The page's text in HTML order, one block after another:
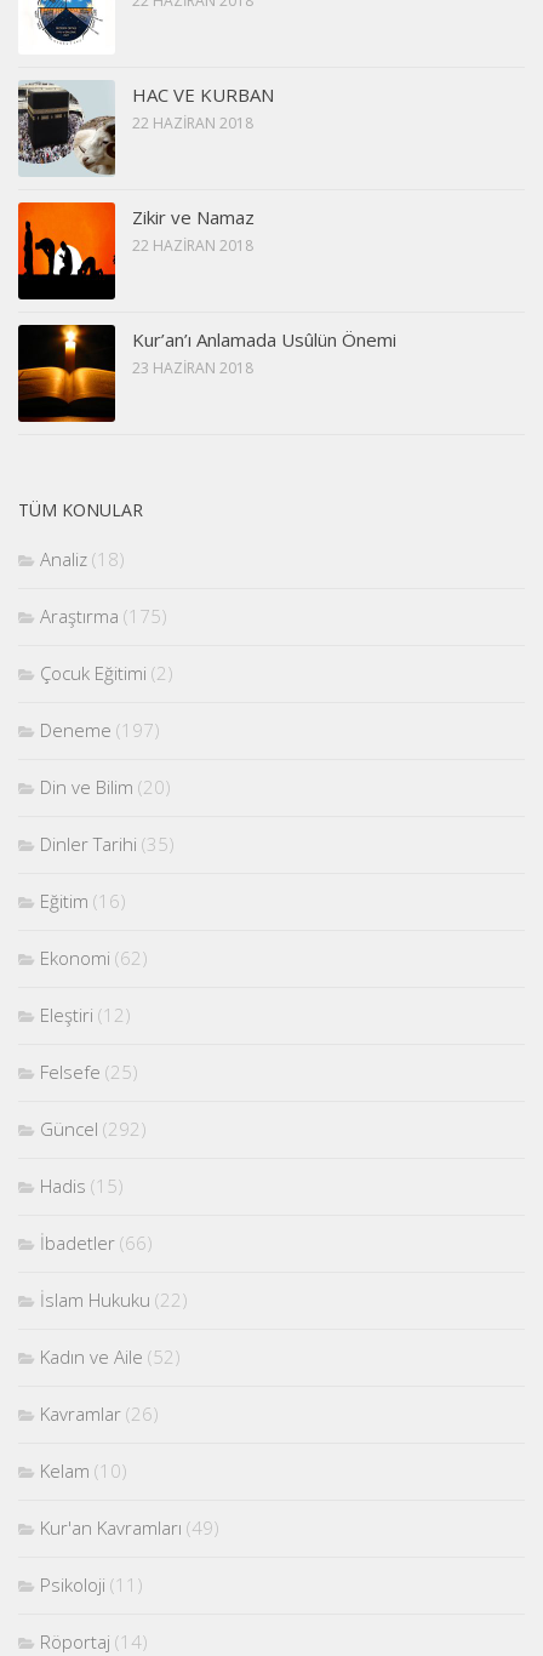
HAC VE KURBAN
22 HAZIRAN 2018
Zikir ve Namaz
22 HAZIRAN 2018
Kur’an’ı Anlamada Usûlün Önemi
23 HAZIRAN 2018
TÜM KONULAR
Analiz (18)
Araştırma (175)
Çocuk Eğitimi (2)
Deneme (197)
Din ve Bilim (20)
Dinler Tarihi (35)
Eğitim (16)
Ekonomi (62)
Eleştiri (12)
Felsefe (25)
Güncel (292)
Hadis (15)
İbadetler (66)
İslam Hukuku (22)
Kadın ve Aile (52)
Kavramlar (26)
Kelam (10)
Kur'an Kavramları (49)
Psikoloji (11)
Röportaj (14)